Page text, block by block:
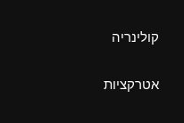
קולינריה
אטרקציות